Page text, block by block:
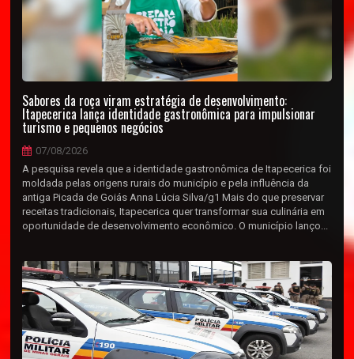
Sabores da roça viram estratégia de desenvolvimento:
Itapecerica lança identidade gastronômica para impulsionar
turismo e pequenos negócios
07/08/2026
A pesquisa revela que a identidade gastronômica de Itapecerica foi
moldada pelas origens rurais do município e pela influência da
antiga Picada de Goiás Anna Lúcia Silva/g1 Mais do que preservar
receitas tradicionais, Itapecerica quer transformar sua culinária em
oportunidade de desenvolvimento econômico. O município lanço...